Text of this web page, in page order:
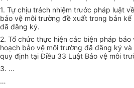
1. Tự chịu trách nhiệm trước pháp luật
bảo vệ môi trường đề xuất trong bản
đã đăng ký.
2. Tổ chức thực hiện các biện pháp
hoạch bảo vệ môi trường đã đăng ký
quy định tại Điều 33 Luật Bảo vệ môi
3. ...
…